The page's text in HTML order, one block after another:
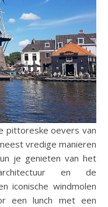
pittoreske oevers van
vredige manieren
je genieten van het
en de
iconische windmolen
een lunch met een